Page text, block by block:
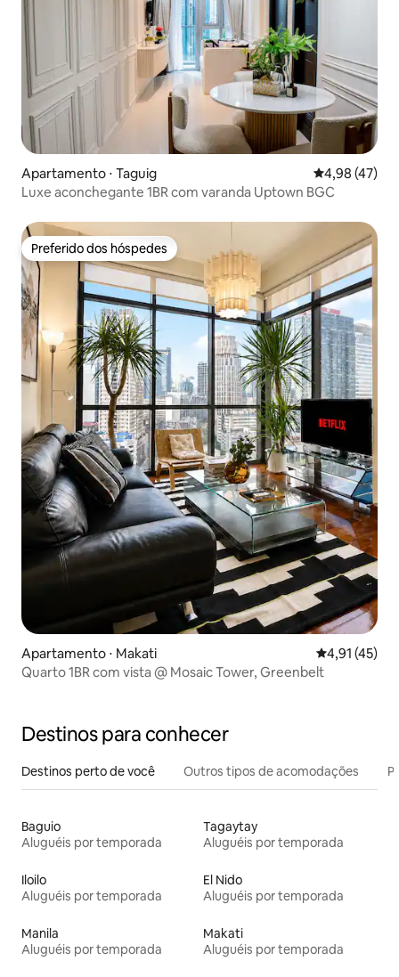
Apartamento ⋅ Taguig 4,98 de uma
4,98 (47)
Luxe aconchegante 1BR com varanda Uptown BGC
Preferido dos hóspedes
Preferido dos hóspedes
Apartamento ⋅ Makati 4,91 de uma
4,91 (45)
Quarto 1BR com vista @ Mosaic Tower, Greenbelt
Destinos para conhecer
Destinos perto de você Outros tipos de acomodações
Baguio
Aluguéis por temporada
Tagaytay
Aluguéis por temporada
Iloilo
Aluguéis por temporada
El Nido
Aluguéis por temporada
Manila
Aluguéis por temporada
Makati
Aluguéis por temporada